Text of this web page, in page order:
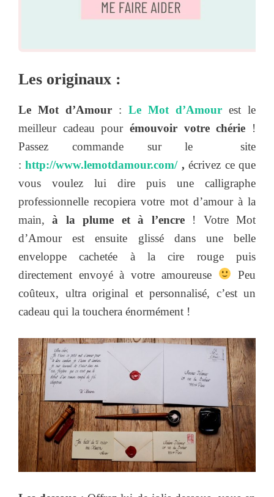
Les originaux :
Le Mot d’Amour : Le Mot d’Amour est le
meilleur cadeau pour émouvoir votre chérie !
Passez commande sur le site
:http://www.lemotdamour.com/,écrivez ce que
vous voulez lui dire puis une calligraphe
professionnelle recopiera votre mot d’amour à la
main,à la plume et à l’encre! Votre Mot
d’Amour est ensuite glissé dans une belle
enveloppe cachetée à la cire rouge puis
directement envoyé à votre amoureuse
Peu
coûteux, ultra original et personnalisé, c’est un
cadeau qui la touchera énormément !